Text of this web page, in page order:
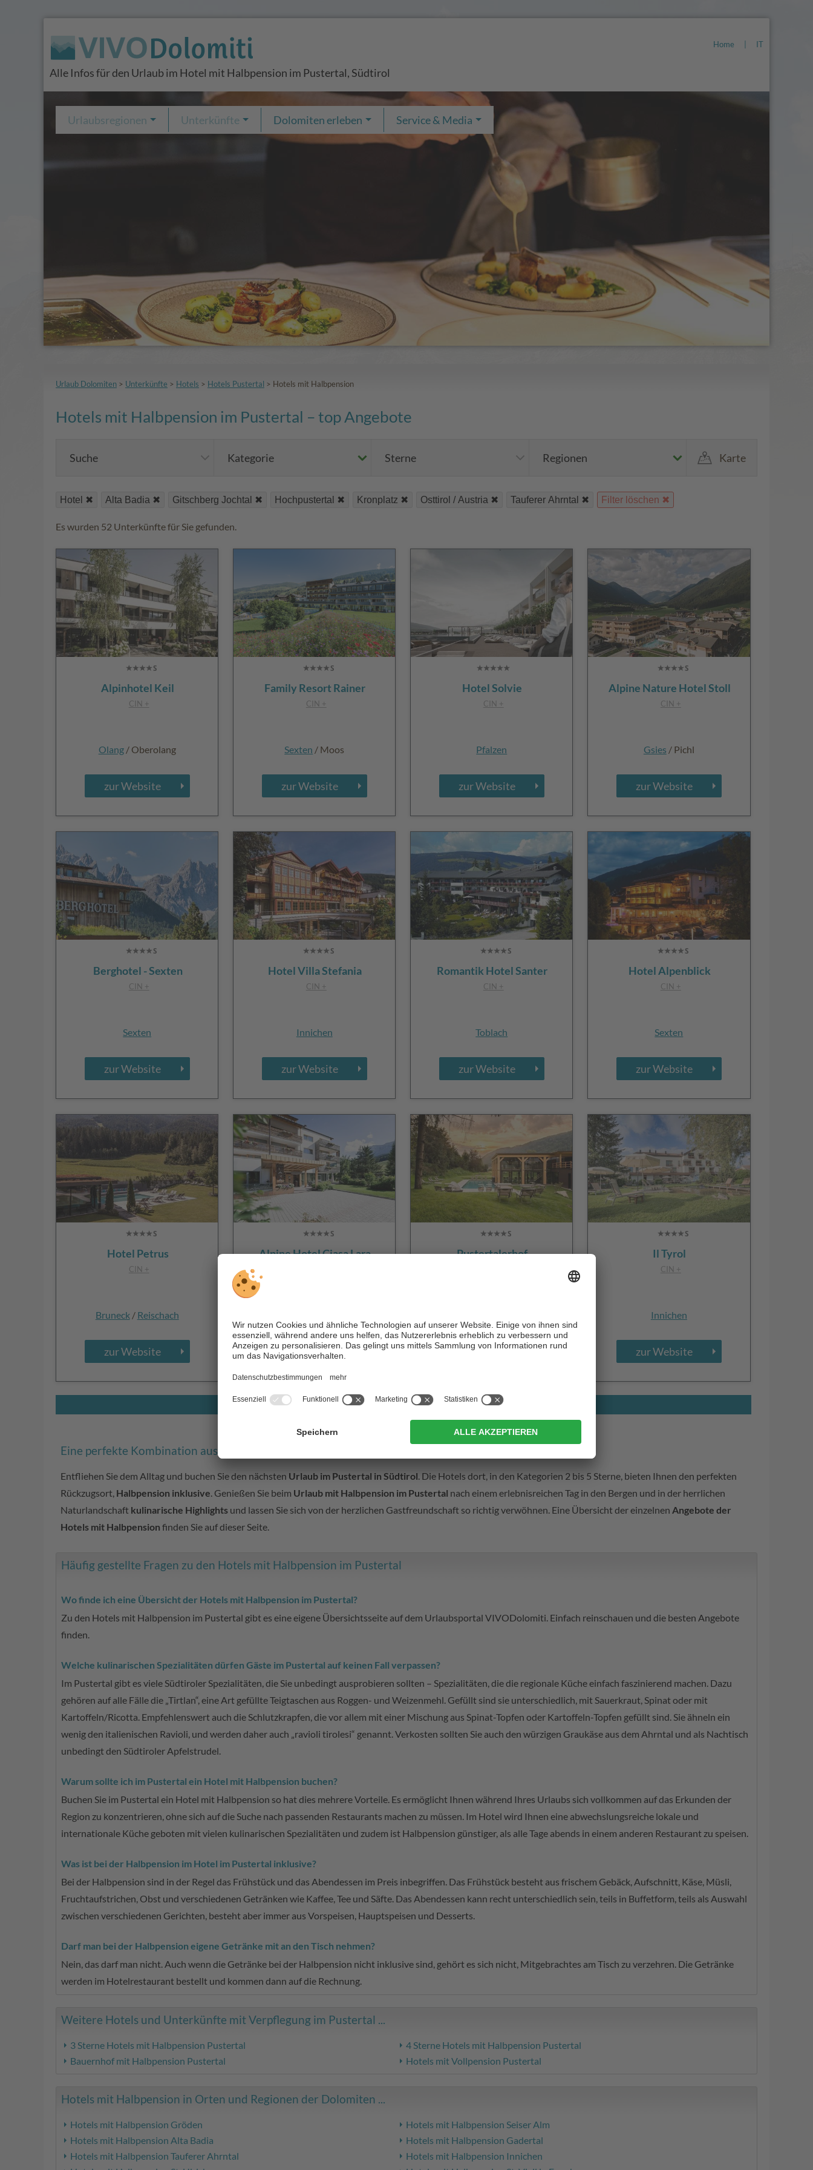
Home IT
Alle Infos für den Urlaub im Hotel mit Halbpension im Pustertal, Südtirol
Urlaubsregionen Unterkünfte Dolomiten erleben Service & Media
Urlaub Dolomiten > Unterkünfte > Hotels > Hotels Pustertal > Hotels mit Halbpension
Hotels mit Halbpension im Pustertal – top Angebote
Suche Kategorie Sterne Regionen Karte
Hotel Alta Badia Gitschberg Jochtal Hochpustertal Kronplatz Osttirol / Austria Tauferer Ahrntal Filter löschen
Es wurden 52 Unterkünfte für Sie gefunden.
Alpinhotel Keil
CIN +
Olang/ Oberolang
zur Website
Family Resort Rainer
CIN +
Sexten / Moos
zur Website
Hotel Solvie
CIN +
Pfalzen
zur Website
Alpine Nature Hotel Stoll
CIN +
Gsies / Pichl
zur Website
Berghotel - Sexten
CIN +
Sexten
zur Website
Hotel Villa Stefania
CIN +
Innichen
zur Website
Romantik Hotel Santer
CIN +
Toblach
zur Website
Hotel Alpenblick
CIN +
Sexten
zur Website
Hotel Petrus
CIN +
Bruneck/ Reischach
zur Website
Alpine Hotel Ciasa Lara
zur Website
Pustertalerhof
zur Website
Il Tyrol
CIN +
Innichen
zur Website
weitere Unterkünfte anzeigen
Eine perfekte Kombination aus Genuss und Komfort
Entfliehen Sie dem Alltag und buchen Sie den nächsten Urlaub im Pustertal in Südtirol. Die Hotels dort, in den Kategorien 2 bis 5 Sterne, bieten Ihnen den perfekten
Rückzugsort, Halbpension inklusive. Genießen Sie beim Urlaub mit Halbpension im Pustertal nach einem erlebnisreichen Tag in den Bergen und in der herrlichen
Naturlandschaft kulinarische Highlights und lassen Sie sich von der herzlichen Gastfreundschaft so richtig verwöhnen. Eine Übersicht der einzelnen Angebote der
Hotels mit Halbpension finden Sie auf dieser Seite.
Häufig gestellte Fragen zu den Hotels mit Halbpension im Pustertal
Wo finde ich eine Übersicht der Hotels mit Halbpension im Pustertal?
Zu den Hotels mit Halbpension im Pustertal gibt es eine eigene Übersichtsseite auf dem Urlaubsportal VIVODolomiti. Einfach reinschauen und die besten Angebote
finden.
Welche kulinarischen Spezialitäten dürfen Gäste im Pustertal auf keinen Fall verpassen?
Im Pustertal gibt es viele Südtiroler Spezialitäten, die Sie unbedingt ausprobieren sollten – Spezialitäten, die die regionale Küche einfach faszinierend machen. Dazu
gehören auf alle Fälle die „Tirtlan“, eine Art gefüllte Teigtaschen aus Roggen- und Weizenmehl. Gefüllt sind sie unterschiedlich, mit Sauerkraut, Spinat oder mit
Kartoffeln/Ricotta. Empfehlenswert auch die Schlutzkrapfen, die vor allem mit einer Mischung aus Spinat-Topfen oder Kartoffeln-Topfen gefüllt sind. Sie ähneln ein
wenig den italienischen Ravioli, und werden daher auch „ravioli tirolesi“ genannt. Verkosten sollten Sie auch den würzigen Graukäse aus dem Ahrntal und als Nachtisch
unbedingt den Südtiroler Apfelstrudel.
Warum sollte ich im Pustertal ein Hotel mit Halbpension buchen?
Buchen Sie im Pustertal ein Hotel mit Halbpension so hat dies mehrere Vorteile. Es ermöglicht Ihnen während Ihres Urlaubs sich vollkommen auf das Erkunden der
Region zu konzentrieren, ohne sich auf die Suche nach passenden Restaurants machen zu müssen. Im Hotel wird Ihnen eine abwechslungsreiche lokale und
internationale Küche geboten mit vielen kulinarischen Spezialitäten und zudem ist Halbpension günstiger, als alle Tage abends in einem anderen Restaurant zu speisen.
Was ist bei der Halbpension im Hotel im Pustertal inklusive?
Bei der Halbpension sind in der Regel das Frühstück und das Abendessen im Preis inbegriffen. Das Frühstück besteht aus frischem Gebäck, Aufschnitt, Käse, Müsli,
Fruchtaufstrichen, Obst und verschiedenen Getränken wie Kaffee, Tee und Säfte. Das Abendessen kann recht unterschiedlich sein, teils in Buffetform, teils als Auswahl
zwischen verschiedenen Gerichten, besteht aber immer aus Vorspeisen, Hauptspeisen und Desserts.
Darf man bei der Halbpension eigene Getränke mit an den Tisch nehmen?
Nein, das darf man nicht. Auch wenn die Getränke bei der Halbpension nicht inklusive sind, gehört es sich nicht, Mitgebrachtes am Tisch zu verzehren. Die Getränke
werden im Hotelrestaurant bestellt und kommen dann auf die Rechnung.
Weitere Hotels und Unterkünfte mit Verpflegung im Pustertal ...
3 Sterne Hotels mit Halbpension Pustertal
4 Sterne Hotels mit Halbpension Pustertal
Bauernhof mit Halbpension Pustertal
Hotels mit Vollpension Pustertal
Hotels mit Halbpension in Orten und Regionen der Dolomiten ...
Hotels mit Halbpension Gröden
Hotels mit Halbpension Seiser Alm
Hotels mit Halbpension Alta Badia
Hotels mit Halbpension Gadertal
Hotels mit Halbpension Tauferer Ahrntal
Hotels mit Halbpension Innichen